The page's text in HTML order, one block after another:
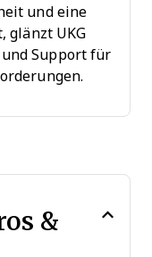
und eine
glänzt UKG
Support für
&